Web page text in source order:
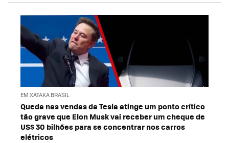
EM XATAKA BRASIL
Queda nas vendas da Tesla atinge um ponto crítico
tão grave que Elon Musk vai receber um cheque de
US$ 30 bilhões para se concentrar nos carros
elétricos